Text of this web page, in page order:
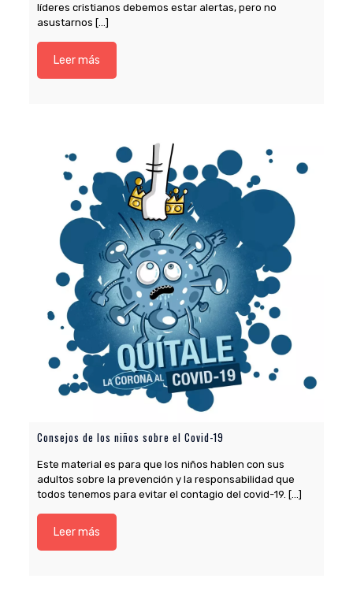
líderes cristianos debemos estar alertas, pero no
asustarnos […]
Leer más
Consejos de los niños sobre el Covid-19
Este material es para que los niños hablen con sus
adultos sobre la prevención y la responsabilidad que
todos tenemos para evitar el contagio del covid-19. […]
Leer más